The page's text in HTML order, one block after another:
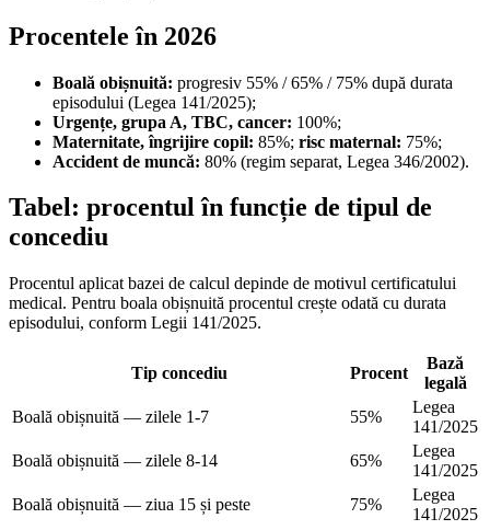
Procentele în 2026
Boală obișnuită: progresiv 55% / 65% / 75% după durata
episodului (Legea 141/2025);
Urgențe, grupa A, TBC, cancer: 100%;
Maternitate, îngrijire copil: 85%; risc maternal: 75%;
Accident de muncă: 80% (regim separat, Legea 346/2002).
Tabel: procentul în funcție de tipul de
concediu
Procentul aplicat bazei de calcul depinde de motivul certificatului
medical. Pentru boala obișnuită procentul crește odată cu durata
episodului, conform Legii 141/2025.
Tip concediu Procent
Bază
legală
Boală obișnuită — zilele 1-7
55%
Legea
141/2025
Boală obișnuită — zilele 8-14
65%
Legea
141/2025
Boală obișnuită — ziua 15 și peste
75%
Legea
141/2025